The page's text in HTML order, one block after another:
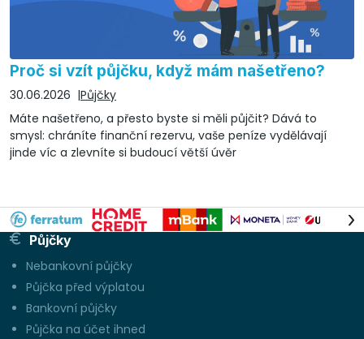
Proč si vzít půjčku, když mám našetřeno?
30.06.2026
Půjčky
Máte našetřeno, a přesto byste si měli půjčit? Dává to
smysl: chráníte finanční rezervu, vaše peníze vydělávají
jinde víc a zlevníte si budoucí větší úvěr
Půjčky
Nebankovní půjčky
Půjčka před výplatou
Bankovní půjčky
Půjčka na účet ihned